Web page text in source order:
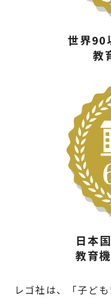
世界90
教
日本
教育
レゴ社は、「子ど